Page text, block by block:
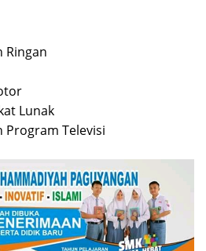
Ringan
Lunak
Program Televisi